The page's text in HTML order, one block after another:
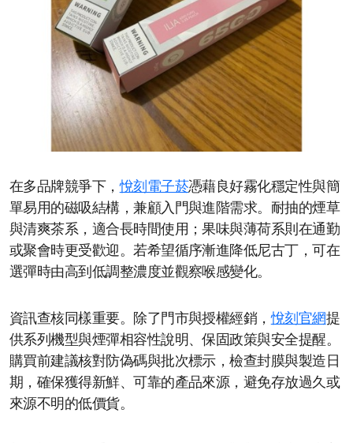
在多品牌競爭下，悅刻電子菸憑藉良好霧化穩定性與簡
單易用的磁吸結構，兼顧入門與進階需求。耐抽的煙草
與清爽茶系，適合長時間使用；果味與薄荷系則在通勤
或聚會時更受歡迎。若希望循序漸進降低尼古丁，可在
選彈時由高到低調整濃度並觀察喉感變化。
資訊查核同樣重要。除了門市與授權經銷，悅刻官網提
供系列機型與煙彈相容性說明、保固政策與安全提醒。
購買前建議核對防偽碼與批次標示，檢查封膜與製造日
期，確保獲得新鮮、可靠的產品來源，避免存放過久或
來源不明的低價貨。